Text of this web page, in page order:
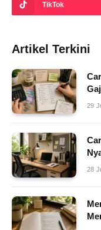
TikTok
Artikel Terkini
29
28